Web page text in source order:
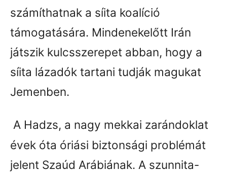
számíthatnak a síita koalíció
támogatására. Mindenekelőtt Irán
játszik kulcsszerepet abban, hogy a
síita lázadók tartani tudják magukat
Jemenben.
A Hadzs, a nagy mekkai zarándoklat
évek óta óriási biztonsági problémát
jelent Szaúd Arábiának. A szunnita-